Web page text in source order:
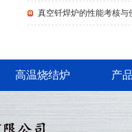
真空钎焊炉的性能考核与
高温烧结炉 产